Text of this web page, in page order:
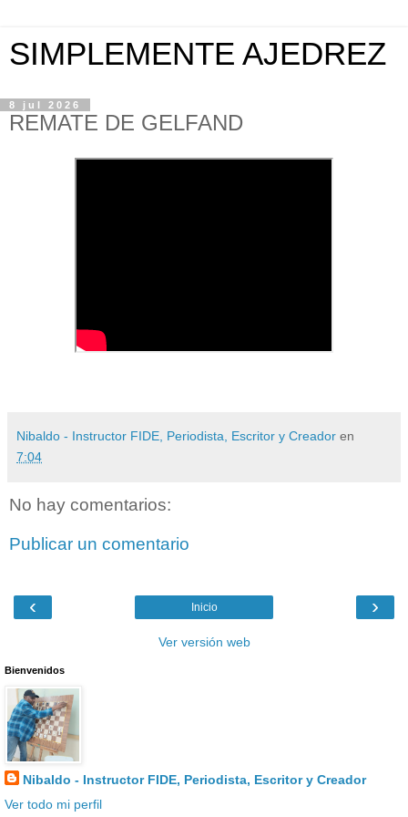
SIMPLEMENTE AJEDREZ
8 jul 2026
REMATE DE GELFAND
Nibaldo - Instructor FIDE, Periodista, Escritor y Creador en
7:04
No hay comentarios:
Publicar un comentario
‹ ›
Inicio
Ver versión web
Bienvenidos
Nibaldo - Instructor FIDE, Periodista, Escritor y Creador
Ver todo mi perfil